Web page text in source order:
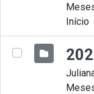
Início